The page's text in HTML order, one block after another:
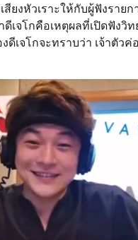
ยงหัวเราะให้กับผู้ฟังรายก
เจโกคือเหตุผลที่เปิดฟังวิท
ดีเจโกจะทราบว่า เจ้าตัวค่